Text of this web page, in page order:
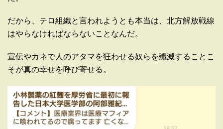
だから、テロ組織と言われようとも本当は、北方解放戦線
はやらなければならないことなんだ。
宣伝やカネで人のアタマを狂わせる奴らを殲滅することこ
そが真の幸せを呼び寄せる。